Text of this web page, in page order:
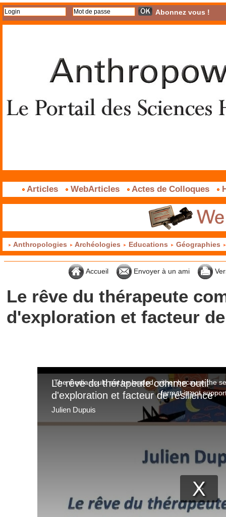
Abonnez vous !
Articles WebArticles Actes de Colloques
Anthropologies Archéologies Educations Géographies
Accueil Envoyer à un ami
Le rêve du thérapeute
d'exploration et facteur